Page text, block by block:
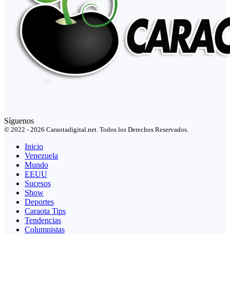
Síguenos
© 2022 - 2026 Caraotadigital.net. Todos los Derechos Reservados.
Inicio
Venezuela
Mundo
EEUU
Sucesos
Show
Deportes
Caraota Tips
Tendencias
Columnistas